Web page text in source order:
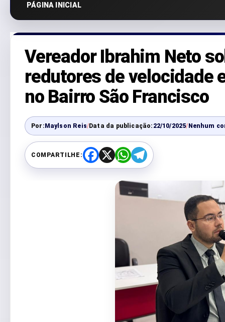
PÁGINA INICIAL
Vereador Ibrahim Neto
redutores de velocidade
no Bairro São Francisco
Por:Maylson Reis/Data da publicação: 22/10/2025/Nenhum
COMPARTILHE:
F
a
X
W
h
t
A
T
e
e
g
r